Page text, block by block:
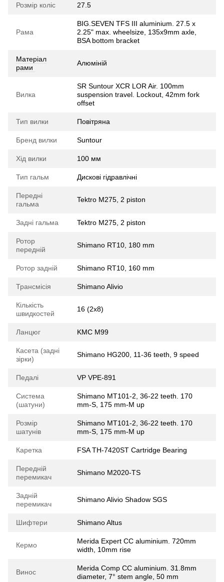
Розмір коліс 27.5
Рама
BIG.SEVEN TFS III aluminium. 27.5 x
2.25" max. wheelsize, 135x9mm axle,
BSA bottom bracket
Матеріал
рами
Алюміній
Вилка
SR Suntour XCR LOR Air. 100mm
suspension travel. Lockout, 42mm fork
offset
Тип вилки Повітряна
Бренд вилки Suntour
Хід вилки 100 мм
Тип гальм Дискові гідравлічні
Передні
гальма
Tektro M275, 2 piston
Задні гальма Tektro M275, 2 piston
Ротор
передній
Shimano RT10, 180 mm
Ротор задній Shimano RT10, 160 mm
Трансмісія Shimano Alivio
Кількість
швидкостей
16 (2x8)
Ланцюг KMC M99
Касета (задні
зірки)
Shimano HG200, 11-36 teeth, 9 speed
Педалі VP VPE-891
Система
(шатуни)
Shimano MT101-2, 36-22 teeth. 170
mm-S, 175 mm-M up
Розмір
шатунів
Shimano MT101-2, 36-22 teeth. 170
mm-S, 175 mm-M up
Каретка FSA TH-7420ST Cartridge Bearing
Передній
перемикач
Shimano M2020-TS
Задній
перемикач
Shimano Alivio Shadow SGS
Шифтери Shimano Altus
Кермо
Merida Expert CC aluminium. 720mm
width, 10mm rise
Винос
Merida Comp CC aluminium. 31.8mm
diameter, 7° stem angle, 50 mm